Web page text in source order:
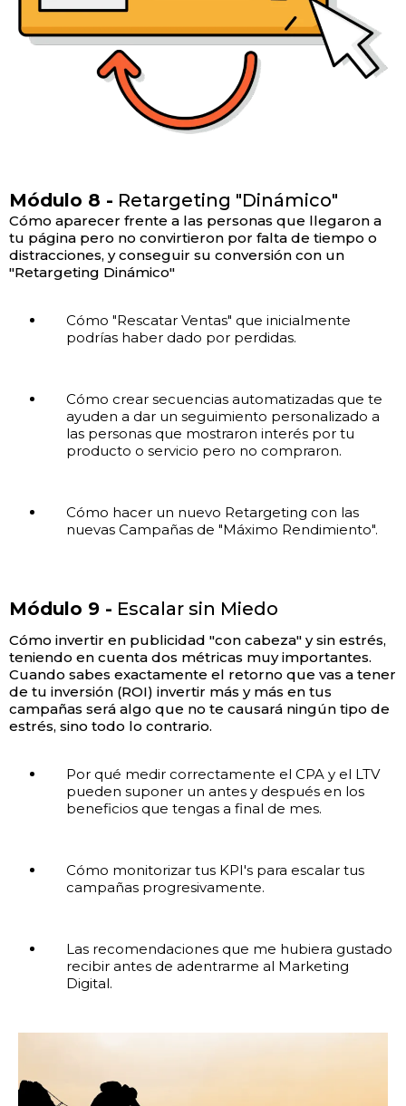
Módulo 8 - Retargeting "Dinámico"
Cómo aparecer frente a las personas que llegaron a
tu página pero no convirtieron por falta de tiempo o
distracciones, y conseguir su conversión con un
"Retargeting Dinámico"
Cómo "Rescatar Ventas" que inicialmente
podrías haber dado por perdidas.
Cómo crear secuencias automatizadas que te
ayuden a dar un seguimiento personalizado a
las personas que mostraron interés por tu
producto o servicio pero no compraron.
Cómo hacer un nuevo Retargeting con las
nuevas Campañas de "Máximo Rendimiento".
Módulo 9 - Escalar sin Miedo
Cómo invertir en publicidad "con cabeza" y sin estrés,
teniendo en cuenta dos métricas muy importantes.
Cuando sabes exactamente el retorno que vas a tener
de tu inversión (ROI) invertir más y más en tus
campañas será algo que no te causará ningún tipo de
estrés, sino todo lo contrario.
Por qué medir correctamente el CPA y el LTV
pueden suponer un antes y después en los
beneficios que tengas a final de mes.
Cómo monitorizar tus KPI's para escalar tus
campañas progresivamente.
Las recomendaciones que me hubiera gustado
recibir antes de adentrarme al Marketing
Digital.